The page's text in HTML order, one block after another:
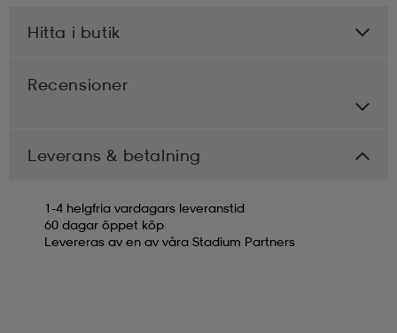
Hitta i butik
Recensioner
Leverans & betalning
1-4 helgfria vardagars leveranstid
60 dagar öppet köp
Levereras av en av våra Stadium Partners